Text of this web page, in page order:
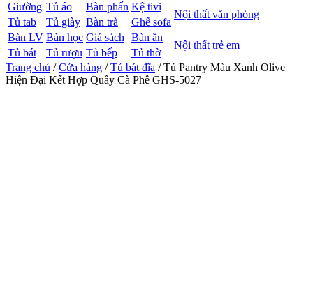
Giường Tủ áo Bàn phấn Kệ tivi
Nội thất văn phòng
Tủ tab Tủ giày Bàn trà
Ghế sofa
Bàn LV Bàn học Giá sách Bàn ăn
Nội thất trẻ em
Tủ bát Tủ rượu Tủ bếp
Tủ thờ
Trang chủ /Cửa hàng /Tủ bát đĩa / Tủ Pantry Màu Xanh Olive
Hiện Đại Kết Hợp Quầy Cà Phê GHS-5027